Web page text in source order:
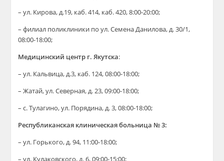
– ул. Кирова, д.19, каб. 414, каб. 420, 8:00-20:00;
– филиал поликлиники по ул. Семена Данилова, д. 30/1,
08:00-18:00;
Медицинский центр г. Якутска:
– ул. Кальвица, д.3, каб. 124, 08:00-18:00;
– Жатай, ул. Северная, д. 23, 09:00-18:00;
– с. Тулагино, ул. Порядина, д. 3, 08:00-18:00;
Республиканская клиническая больница № 3:
– ул. Горького, д. 94, 11:00-18:00;
– ул. Кулаковского, д. 6, 09:00-15:00;